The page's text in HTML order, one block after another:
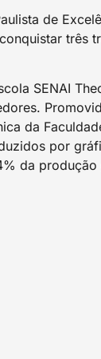
de
três
SENAI
da
por
da